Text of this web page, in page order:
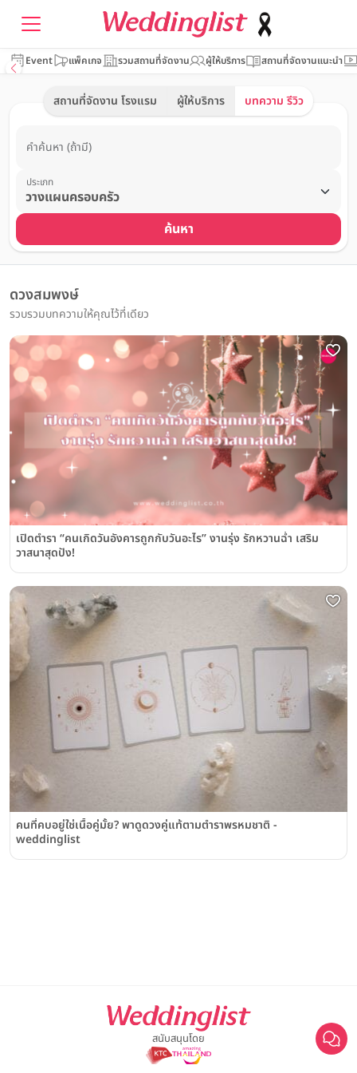
Event แพ็คเกจ รวมสถานที่จัดงาน ผู้ให้บริการ สถานที่จัดงานแนะนำ
สถานที่จัดงาน โรงแรม ผู้ให้บริการ บทความ รีวิว
คำค้นหา (ถ้ามี)
ประเภท
ค้นหา
ดวงสมพงษ์
รวบรวมบทความให้คุณไว้ที่เดียว
เปิดตำรา “คนเกิดวันอังคารถูกกับวันอะไร” งานรุ่ง รักหวานฉ่ำ เสริม
วาสนาสุดปัง!
คนที่คบอยู่ใช่เนื้อคู่มั้ย? พาดูดวงคู่แท้ตามตำราพรหมชาติ -
weddinglist
สนับสนุนโดย